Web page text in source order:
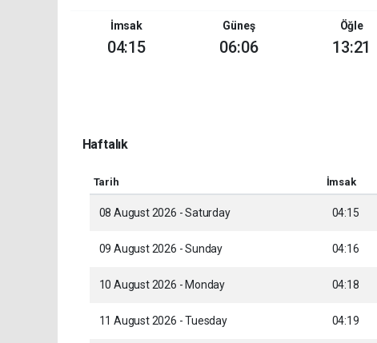
İmsak
04:15
Güneş
06:06
Öğle
13:21
Haftalık
Tarih İmsak
08 August 2026 - Saturday 04:15
09 August 2026 - Sunday 04:16
10 August 2026 - Monday 04:18
11 August 2026 - Tuesday 04:19